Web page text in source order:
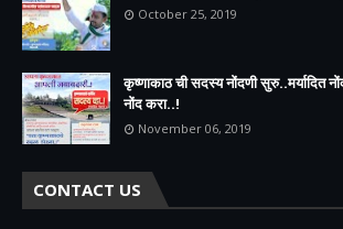
October 25, 2019
कृष्णाकाठ ची सदस्य नोंदणी सुरु..मर्यादित
नोंद करा..!
November 06, 2019
CONTACT US